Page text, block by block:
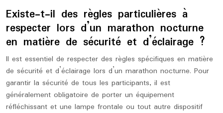
Existe-t-il des règles particulières à
respecter lors d’un marathon nocturne
en matière de sécurité et d’éclairage ?
Il est essentiel de respecter des règles spécifiques en matière
de sécurité et d’éclairage lors d’un marathon nocturne. Pour
garantir la sécurité de tous les participants, il est
généralement obligatoire de porter un équipement
réfléchissant et une lampe frontale ou tout autre dispositif